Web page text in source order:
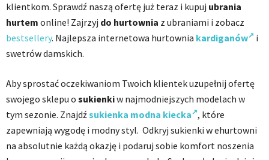
klientkom. Sprawdź naszą ofertę już teraz i kupuj ubrania
hurtem online! Zajrzyj do hurtownia z ubraniami i zobacz
bestsellery. Najlepsza internetowa hurtownia kardiganów
i
swetrów damskich.
Aby sprostać oczekiwaniom Twoich klientek uzupełnij ofertę
swojego sklepu o sukienkiw najmodniejszych modelach w
tym sezonie. Znajdźsukienka modna kiecka , które
zapewniają wygodę i modny styl. Odkryj sukienki w ehurtowni
na absolutnie każdą okazję i podaruj sobie komfort noszenia